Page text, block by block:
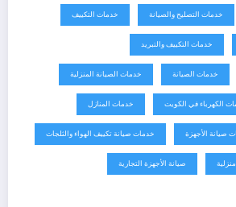
خدمات التصليح والصيانة خدمات التكييف
خدمات التكييف والتبريد
خدمات الصيانة خدمات الصيانة المنزلية
الكهرباء في الكويت خدمات المنازل
صيانة الأجهزة خدمات صيانة تكييف الهواء والثلجات
صيانة الأجهزة التجارية